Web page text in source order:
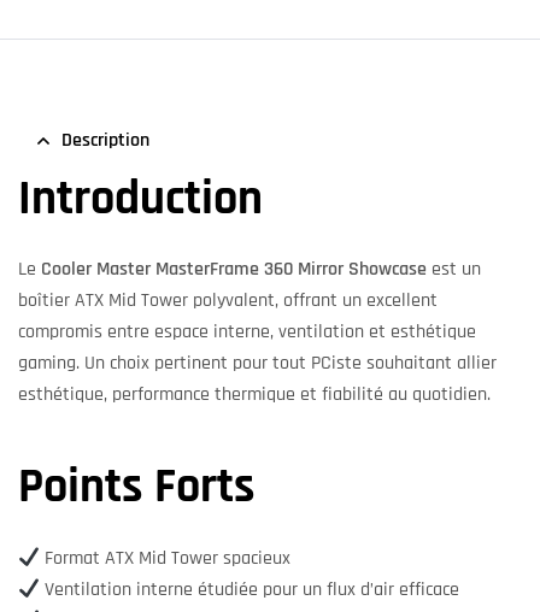
Description
Introduction
Le Cooler Master MasterFrame 360 Mirror Showcase est un
boîtier ATX Mid Tower polyvalent, offrant un excellent
compromis entre espace interne, ventilation et esthétique
gaming. Un choix pertinent pour tout PCiste souhaitant allier
esthétique, performance thermique et fiabilité au quotidien.
Points Forts
Format ATX Mid Tower spacieux
Ventilation interne étudiée pour un flux d’air efficace